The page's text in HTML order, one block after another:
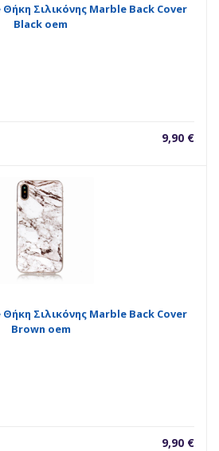
Σιλικόνης Marble Back Cover
Black oem
9,90 €
Σιλικόνης Marble Back Cover
Brown oem
9,90 €